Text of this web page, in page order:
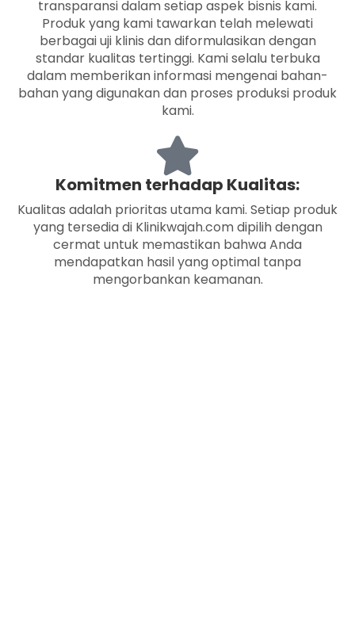
transparansi dalam setiap aspek bisnis kami.
Produk yang kami tawarkan telah melewati
berbagai uji klinis dan diformulasikan dengan
standar kualitas tertinggi. Kami selalu terbuka
dalam memberikan informasi mengenai bahan-
bahan yang digunakan dan proses produksi produk
kami.
Komitmen terhadap Kualitas:
Kualitas adalah prioritas utama kami. Setiap produk
yang tersedia di Klinikwajah.com dipilih dengan
cermat untuk memastikan bahwa Anda
mendapatkan hasil yang optimal tanpa
mengorbankan keamanan.